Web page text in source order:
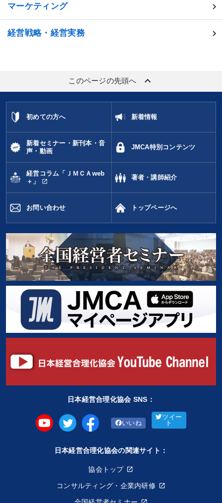
マーケティング
経営戦略・経営実務
このページの先頭へ keyboard_arrow_up
初めての方へ 新着情報
新着セミナー・新刊本・音
声・動画
JMCA特別コンテンツ
経営コラム「ＪＭＣＡweb
＋」
open_in_new
著者・講師紹介
お問い合わせ トップページへ
日本経営合理化協会 SNS：
いいね
ツイー
ト
日本経営合理化協会の関連サイト：
協会トップ
コンサルティング・企業内研修